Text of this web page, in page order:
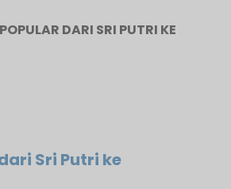
DARI SRI PUTRI KE
Sri Putri ke